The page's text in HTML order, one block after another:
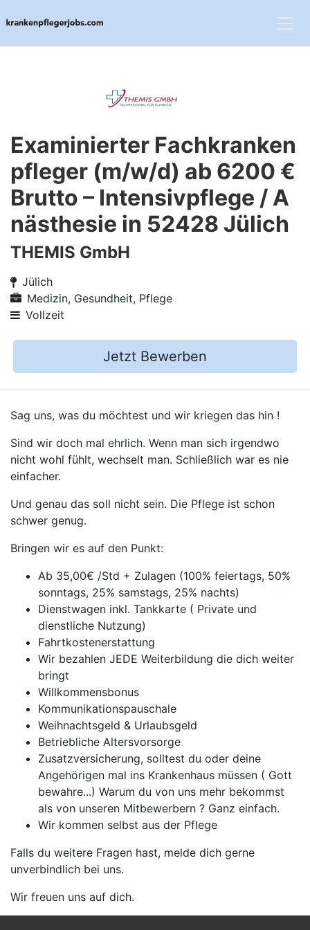
Examinierter Fachkranken
pfleger (m/w/d) ab 6200 €
Brutto – Intensivpflege / A
nästhesie in 52428 Jülich
THEMIS GmbH
Jülich
Medizin, Gesundheit, Pflege
Vollzeit
Jetzt Bewerben
Sag uns, was du möchtest und wir kriegen das hin !
Sind wir doch mal ehrlich. Wenn man sich irgendwo
nicht wohl fühlt, wechselt man. Schließlich war es nie
einfacher.
Und genau das soll nicht sein. Die Pflege ist schon
schwer genug.
Bringen wir es auf den Punkt:
Ab 35,00€ /Std + Zulagen (100% feiertags, 50%
sonntags, 25% samstags, 25% nachts)
Dienstwagen inkl. Tankkarte ( Private und
dienstliche Nutzung)
Fahrtkostenerstattung
Wir bezahlen JEDE Weiterbildung die dich weiter
bringt
Willkommensbonus
Kommunikationspauschale
Weihnachtsgeld & Urlaubsgeld
Betriebliche Altersvorsorge
Zusatzversicherung, solltest du oder deine
Angehörigen mal ins Krankenhaus müssen ( Gott
bewahre...) Warum du von uns mehr bekommst
als von unseren Mitbewerbern ? Ganz einfach.
Wir kommen selbst aus der Pflege
Falls du weitere Fragen hast, melde dich gerne
unverbindlich bei uns.
Wir freuen uns auf dich.